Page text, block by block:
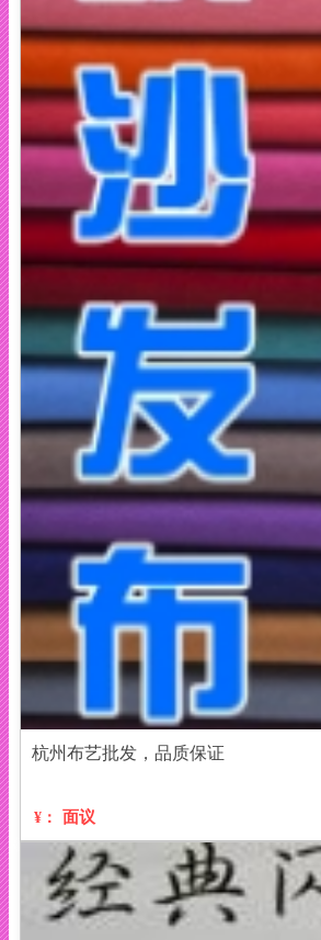
杭州布艺批发，品质保证
¥： 面议